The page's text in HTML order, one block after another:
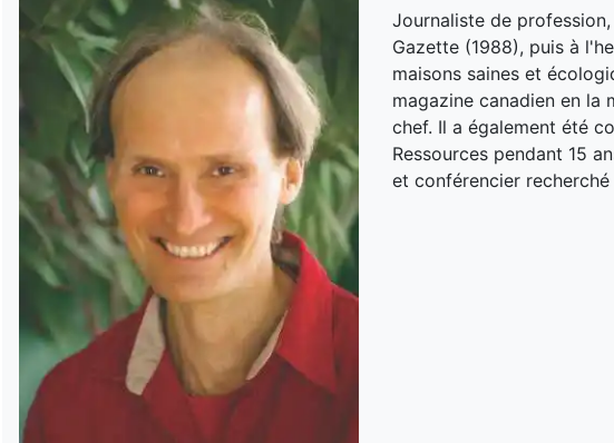
Journaliste de
Gazette (1988), puis à
maisons saines et
magazine canadien en
chef. Il a également été
Ressources pendant 15
et conférencier